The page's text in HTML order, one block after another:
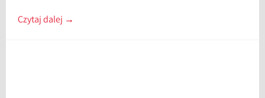
Czytaj dalej →